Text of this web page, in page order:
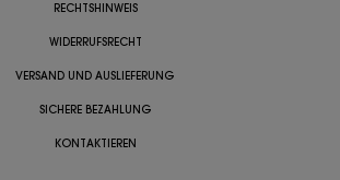
RECHTSHINWEIS
WIDERRUFSRECHT
VERSAND UND AUSLIEFERUNG
SICHERE BEZAHLUNG
KONTAKTIEREN